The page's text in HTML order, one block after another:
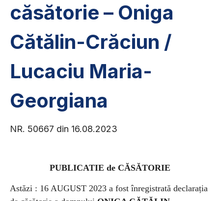
căsătorie – Oniga
Cătălin-Crăciun /
Lucaciu Maria-
Georgiana
NR. 50667 din 16.08.2023
PUBLICATIE de CĂSĂTORIE
Astăzi : 16 AUGUST 2023 a fost înregistrată declarația